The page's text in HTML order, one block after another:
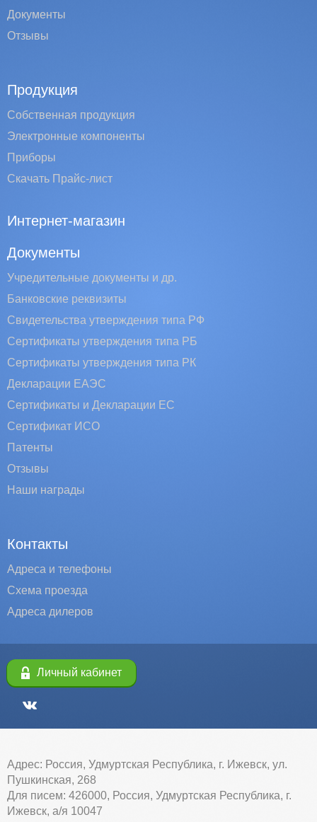
Документы
Отзывы
Продукция
Собственная продукция
Электронные компоненты
Приборы
Скачать Прайс-лист
Интернет-магазин
Документы
Учредительные документы и др.
Банковские реквизиты
Свидетельства утверждения типа РФ
Сертификаты утверждения типа РБ
Сертификаты утверждения типа РК
Декларации ЕАЭС
Сертификаты и Декларации EC
Сертификат ИСО
Патенты
Отзывы
Наши награды
Контакты
Адреса и телефоны
Схема проезда
Адреса дилеров
Личный кабинет
Адрес: Россия, Удмуртская Республика, г. Ижевск, ул.
Пушкинская, 268
Для писем: 426000, Россия, Удмуртская Республика, г.
Ижевск, а/я 10047